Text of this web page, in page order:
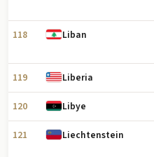
118 Liban
119 Liberia
120 Libye
121 Liechtenstein